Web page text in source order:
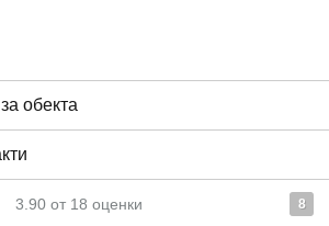
обекта
3.90 от 18 оценки 8